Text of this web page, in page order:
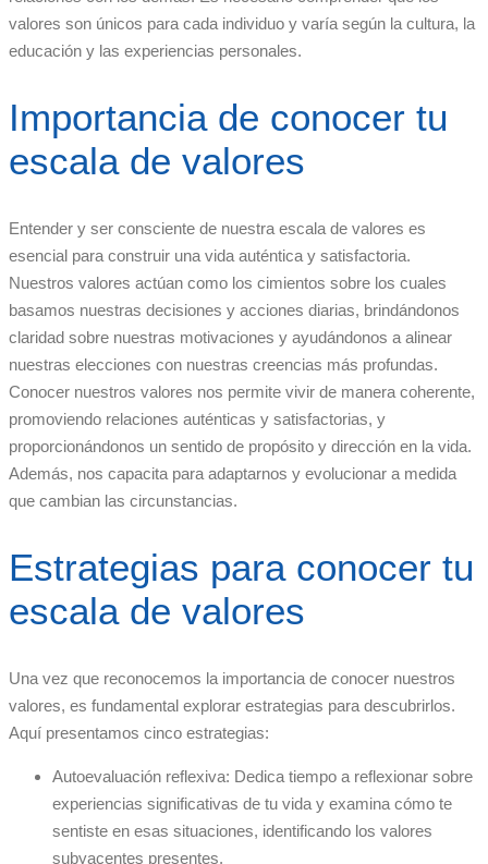
valores son únicos para cada individuo y varía según la cultura, la
educación y las experiencias personales.
Importancia de conocer tu
escala de valores
Entender y ser consciente de nuestra escala de valores es
esencial para construir una vida auténtica y satisfactoria.
Nuestros valores actúan como los cimientos sobre los cuales
basamos nuestras decisiones y acciones diarias, brindándonos
claridad sobre nuestras motivaciones y ayudándonos a alinear
nuestras elecciones con nuestras creencias más profundas.
Conocer nuestros valores nos permite vivir de manera coherente,
promoviendo relaciones auténticas y satisfactorias, y
proporcionándonos un sentido de propósito y dirección en la vida.
Además, nos capacita para adaptarnos y evolucionar a medida
que cambian las circunstancias.
Estrategias para conocer tu
escala de valores
Una vez que reconocemos la importancia de conocer nuestros
valores, es fundamental explorar estrategias para descubrirlos.
Aquí presentamos cinco estrategias:
Autoevaluación reflexiva: Dedica tiempo a reflexionar sobre
experiencias significativas de tu vida y examina cómo te
sentiste en esas situaciones, identificando los valores
subyacentes presentes.